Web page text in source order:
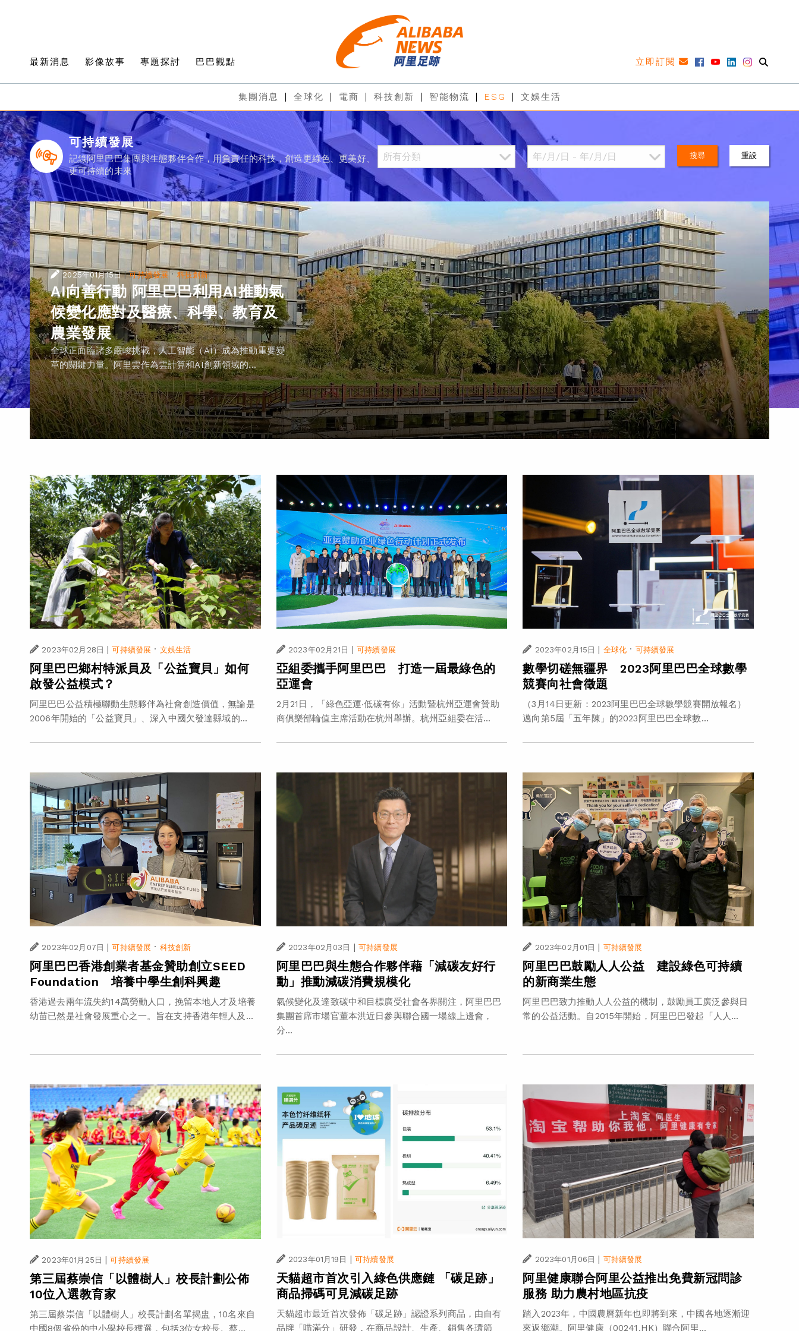
最新消息 影像故事 專題探討 巴巴觀點 立即訂閱
集團消息 全球化 電商 科技創新 智能物流 ESG 文娛生活
可持續發展
記錄阿里巴巴集團與生態夥伴合作，用負責任的科技，創造更綠色、更美好、
更可持續的未來
搜尋 重設
2025年01月15日 |可持續發展· 科技創新
AI向善行動 阿里巴巴利用AI推動氣
候變化應對及醫療、科學、教育及
農業發展
全球正面臨諸多嚴峻挑戰，人工智能（AI）成為推動重要變
革的關鍵力量。阿里雲作為雲計算和AI創新領域的...
2023年02月28日 | 可持續發展 · 文娛生活
阿里巴巴鄉村特派員及「公益寶貝」如何
啟發公益模式？
阿里巴巴公益積極聯動生態夥伴為社會創造價值，無論是
2006年開始的「公益寶貝」、深入中國欠發達縣域的...
2023年02月21日 | 可持續發展
亞組委攜手阿里巴巴 打造一屆最綠色的
亞運會
2月21日，「綠色亞運‧低碳有你」活動暨杭州亞運會贊助
商俱樂部輪值主席活動在杭州舉辦。杭州亞組委在活...
2023年02月15日 | 全球化 · 可持續發展
數學切磋無疆界 2023阿里巴巴全球數學
競賽向社會徵題
（3月14日更新：2023阿里巴巴全球數學競賽開放報名）
邁向第5屆「五年陳」的2023阿里巴巴全球數...
2023年02月07日 | 可持續發展 · 科技創新
阿里巴巴香港創業者基金贊助創立SEED
Foundation 培養中學生創科興趣
香港過去兩年流失約14萬勞動人口，挽留本地人才及培養
幼苗已然是社會發展重心之一。旨在支持香港年輕人及...
2023年02月03日 | 可持續發展
阿里巴巴與生態合作夥伴藉「減碳友好行
動」推動減碳消費規模化
氣候變化及達致碳中和目標廣受社會各界關注，阿里巴巴
集團首席市場官董本洪近日參與聯合國一場線上邊會，
分...
2023年02月01日 | 可持續發展
阿里巴巴鼓勵人人公益 建設綠色可持續
的新商業生態
阿里巴巴致力推動人人公益的機制，鼓勵員工廣泛參與日
常的公益活動。自2015年開始，阿里巴巴發起「人人...
2023年01月25日 | 可持續發展
第三屆蔡崇信「以體樹人」校長計劃公佈
10位入選教育家
第三屆蔡崇信「以體樹人」校長計劃名單揭盅，10名來自
中國8個省份的中小學校長獲選，包括3位女校長。蔡...
2023年01月19日 | 可持續發展
天貓超市首次引入綠色供應鏈 「碳足跡」
商品掃碼可見減碳足跡
天貓超市最近首次發佈「碳足跡」認證系列商品，由自有
品牌「喵滿分」研發，在商品設計、生產、銷售各環節
2023年01月06日 | 可持續發展
阿里健康聯合阿里公益推出免費新冠問診
服務 助力農村地區抗疫
踏入2023年，中國農曆新年也即將到來，中國各地逐漸迎
來返鄉潮。阿里健康（00241.HK）聯合阿里...